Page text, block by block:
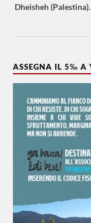
Dheisheh
ASSEGNA IL 5‰ A